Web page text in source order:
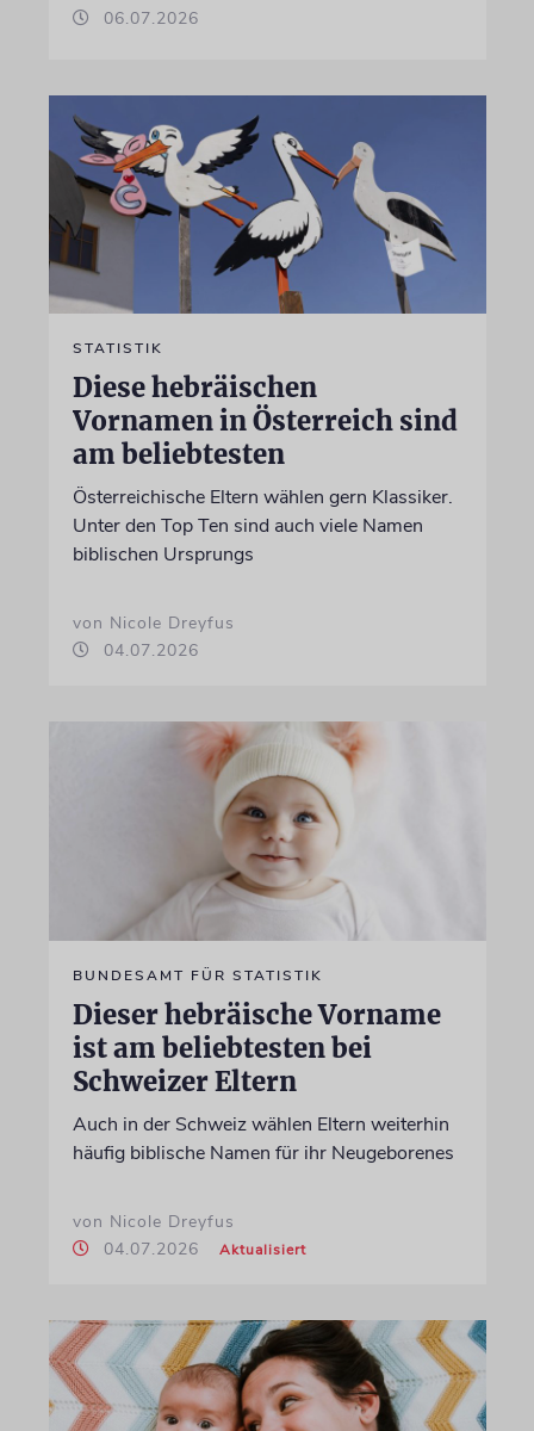
06.07.2026
STATISTIK
Diese hebräischen
Vornamen in Österreich sind
am beliebtesten
Österreichische Eltern wählen gern Klassiker.
Unter den Top Ten sind auch viele Namen
biblischen Ursprungs
von Nicole Dreyfus
04.07.2026
BUNDESAMT FÜR STATISTIK
Dieser hebräische Vorname
ist am beliebtesten bei
Schweizer Eltern
Auch in der Schweiz wählen Eltern weiterhin
häufig biblische Namen für ihr Neugeborenes
von Nicole Dreyfus
04.07.2026
Aktualisiert